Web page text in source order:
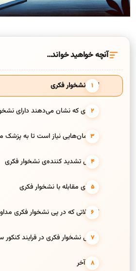
آنچه خواهید خواند…
انواع نشخوار فکری
مواردی که نشان می‌دهند دارای
چه زمان‌هایی نیاز است تا به پزشک
عوامل تشدید کننده‌ی نشخوار فکری
راه‌های مقابله با نشخوار فکری
اختلالاتی که در پی نشخوار فکری
بررسی نشخوار فکری در فرایند کنکور
حرف آخر